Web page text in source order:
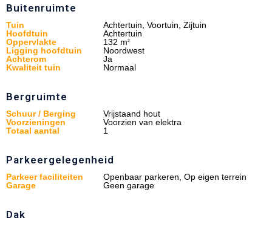
Buitenruimte
Tuin
Achtertuin, Voortuin, Zijtuin
Hoofdtuin
Achtertuin
Oppervlakte
132 m2
Ligging hoofdtuin
Noordwest
Achterom
Ja
Kwaliteit tuin
Normaal
Bergruimte
Schuur / Berging
Vrijstaand hout
Voorzieningen
Voorzien van elektra
Totaal aantal
1
Parkeergelegenheid
Parkeer faciliteiten
Openbaar parkeren, Op eigen terrein
Garage
Geen garage
Dak